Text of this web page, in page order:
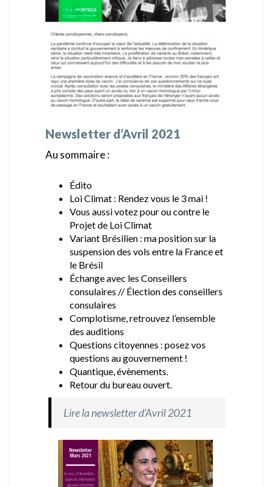
Newsletter d’Avril 2021
Au sommaire :
Édito
Loi Climat : Rendez vous le 3 mai !
Vous aussi votez pour ou contre le
Projet de Loi Climat
Variant Brésilien : ma position sur la
suspension des vols entre la France et
le Brésil
Échange avec les Conseillers
consulaires // Élection des conseillers
consulaires
Complotisme, retrouvez l’ensemble
des auditions
Questions citoyennes : posez vos
questions au gouvernement !
Quantique, évènements.
Retour du bureau ouvert.
Lire la newsletter d’Avril 2021